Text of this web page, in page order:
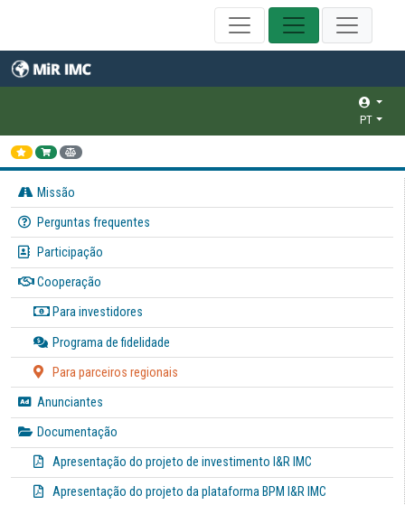
PT
Missão
Perguntas frequentes
Participação
Cooperação
Para investidores
Programa de fidelidade
Para parceiros regionais
Anunciantes
Documentação
Apresentação do projeto de investimento I&R IMC
Apresentação do projeto da plataforma BPM I&R IMC